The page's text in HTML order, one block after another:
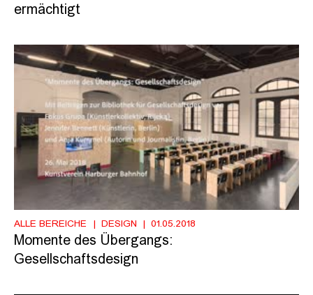
ermächtigt
ALLE BEREICHE DESIGN 01.05.2018
Momente des Übergangs:
Gesellschaftsdesign